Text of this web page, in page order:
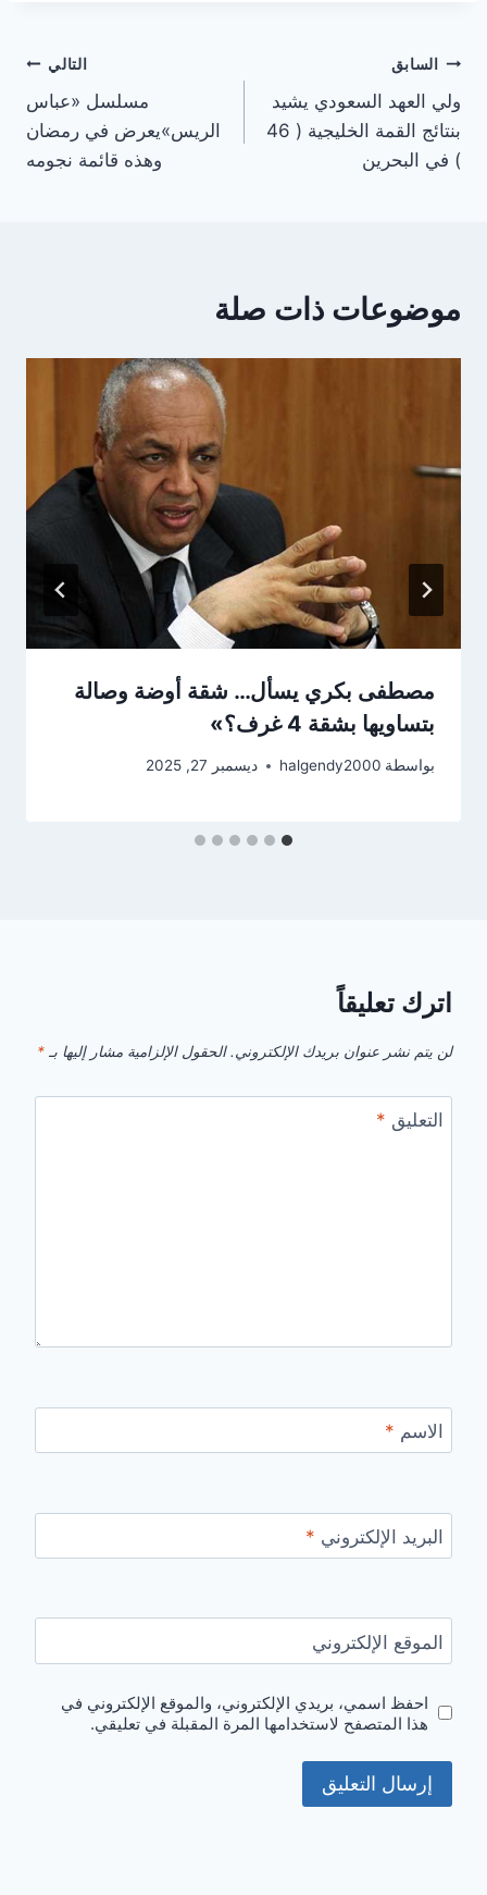
تصفّح
المقالات
السابق
ولي العهد السعودي يشيد
بنتائج القمة الخليجية ( 46
) في البحرين
التالي
مسلسل «عباس
الريس»يعرض في رمضان
وهذه قائمة نجومه
موضوعات ذات صلة
مصطفى بكري يسأل… شقة أوضة وصالة
بتساويها بشقة 4 غرف؟»
بواسطة halgendy2000 ديسمبر 27, 2025
اترك تعليقاً
لن يتم نشر عنوان بريدك الإلكتروني. الحقول الإلزامية مشار إليها بـ *
التعليق *
الاسم *
البريد الإلكتروني *
الموقع الإلكتروني
احفظ اسمي، بريدي الإلكتروني، والموقع الإلكتروني في
هذا المتصفح لاستخدامها المرة المقبلة في تعليقي.